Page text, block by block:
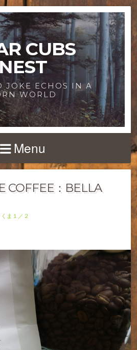
CUBS
JOKE ECHOS IN A
WORLD
Menu
COFFEE：BELLA
くま１／２